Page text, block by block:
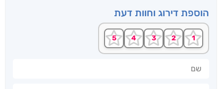
הוספת דירוג וחוות דעת